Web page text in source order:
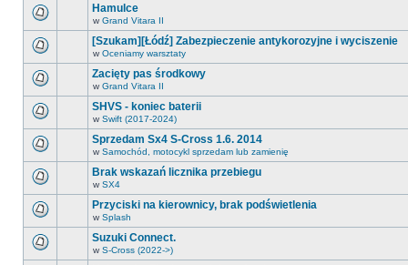
nowych
nieprzeczytanych
postów.
forum
ma
nowych
nieprzeczytanych
postów.
forum
ma
nowych
nieprzeczytanych
postów.
Hamulce
w Grand Vitara II
forum
ma
nowych
nieprzeczytanych
postów.
[Szukam][Łódź] Zabezpieczenie antykorozyjne i wyciszenie
w Oceniamy warsztaty
forum
ma
nowych
nieprzeczytanych
postów.
Zacięty pas środkowy
w Grand Vitara II
forum
ma
nowych
nieprzeczytanych
postów.
SHVS - koniec baterii
w Swift (2017-2024)
forum
ma
nowych
nieprzeczytanych
postów.
Sprzedam Sx4 S-Cross 1.6. 2014
w Samochód, motocykl sprzedam lub zamienię
forum
ma
nowych
nieprzeczytanych
postów.
Brak wskazań licznika przebiegu
w SX4
forum
ma
Przyciski na kierownicy, brak podświetlenia
w Splash
Suzuki Connect.
w S-Cross (2022->)